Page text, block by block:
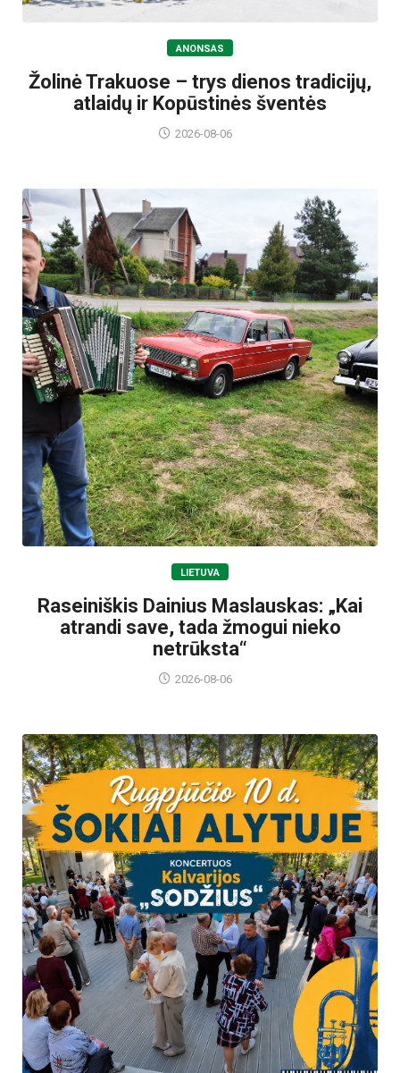
ANONSAS
Žolinė Trakuose – trys dienos tradicijų,
atlaidų ir Kopūstinės šventės
2026-08-06
LIETUVA
Raseiniškis Dainius Maslauskas: „Kai
atrandi save, tada žmogui nieko
netrūksta“
2026-08-06